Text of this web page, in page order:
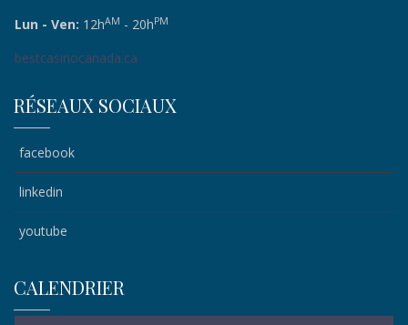
Lun - Ven: 12hAM - 20hPM
bestcasinocanada.ca
RÉSEAUX SOCIAUX
facebook
linkedin
youtube
CALENDRIER